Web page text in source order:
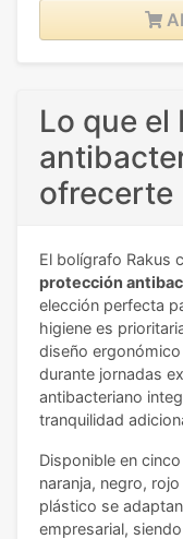
Lo que el
ofrecerte
El bolígrafo Rakus
protección
elección perfecta
higiene es
diseño
durante jornadas
antibacteriano
tranquilidad
Disponible en
naranja, negro,
plástico se
empresarial,